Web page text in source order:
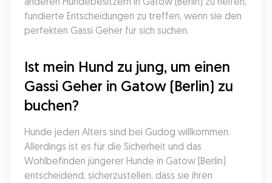
fundierte Entscheidungen zu treffen, wenn sie den
perfekten Gassi Geher für sich suchen.
Ist mein Hund zu jung, um einen
Gassi Geher in Gatow (Berlin) zu
buchen?
Hunde jeden Alters sind bei Gudog willkommen.
Allerdings ist es für die Sicherheit und das
Wohlbefinden jüngerer Hunde in Gatow (Berlin)
entscheidend, sicherzustellen, dass sie ihren